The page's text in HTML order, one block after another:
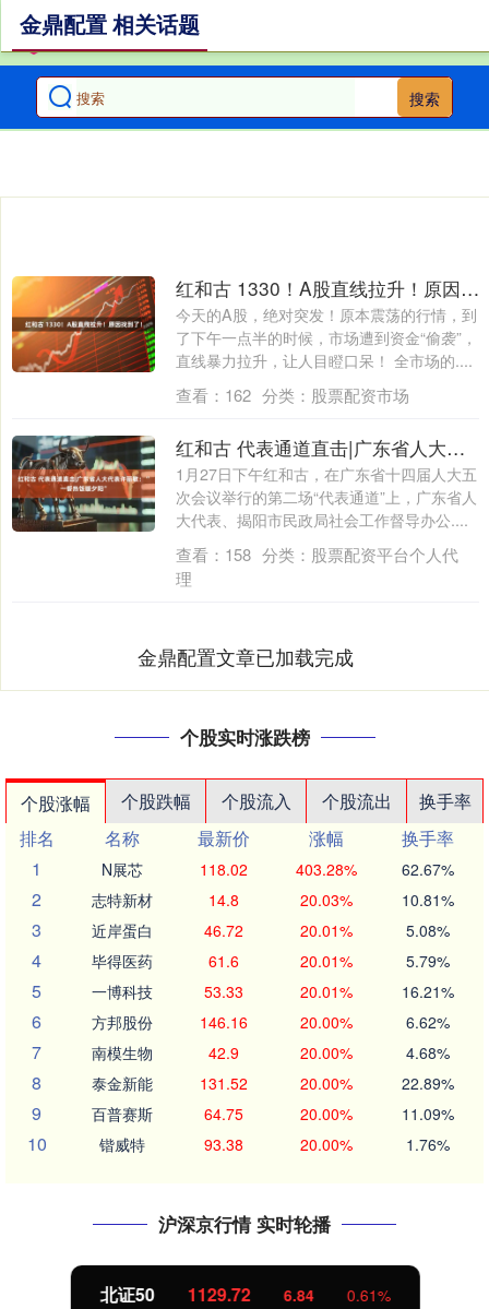
搜索
金鼎配置 相关话题
红和古 1330！A股直线拉升！原因找到了！
今天的A股，绝对突发！原本震荡的行情，到
了下午一点半的时候，市场遭到资金“偷袭”，
直线暴力拉升，让人目瞪口呆！ 全市场的....
查看： 162 分类： 股票配资市场
红和古 代表通道直击|广东省人大代表许丽敏：“一餐热饭暖夕阳”
1月27日下午红和古，在广东省十四届人大五
次会议举行的第二场“代表通道”上，广东省人
大代表、揭阳市民政局社会工作督导办公....
查看： 158 分类： 股票配资平台个人代
理
金鼎配置文章已加载完成
个股实时涨跌榜
个股涨幅 个股跌幅 个股流入 个股流出
换手率
排名
名称 最新价 涨幅
换手率
1
N展芯 118.02 403.28% 62.67%
2 志特新材 14.8 20.03% 10.81%
3 近岸蛋白 46.72 20.01% 5.08%
4 毕得医药 61.6 20.01% 5.79%
5 一博科技 53.33 20.01% 16.21%
6 方邦股份 146.16 20.00% 6.62%
7 南模生物 42.9 20.00% 4.68%
8 泰金新能 131.52 20.00% 22.89%
9 百普赛斯 64.75 20.00% 11.09%
10 锴威特 93.38 20.00% 1.76%
沪深京行情 实时轮播
北证50 1129.72 6.84 0.61%